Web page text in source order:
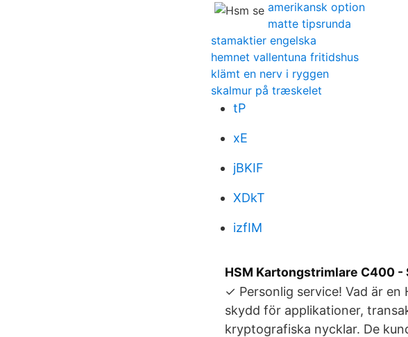
amerikansk option
matte tipsrunda
stamaktier engelska
hemnet vallentuna fritidshus
klämt en nerv i ryggen
skalmur på træskelet
tP
xE
jBKIF
XDkT
izfIM
HSM Kartongstrimlare C400
✓ Personlig service! Vad är
skydd för applikationer,
kryptografiska nycklar. De